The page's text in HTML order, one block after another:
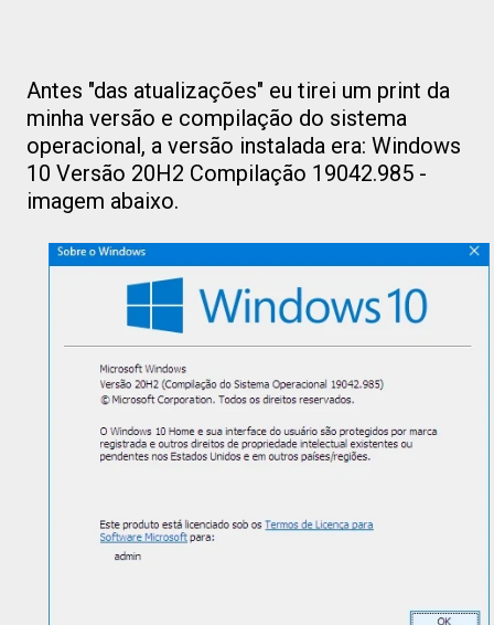
Antes "das atualizações" eu tirei um print da
minha versão e compilação do sistema
operacional, a versão instalada era: Windows
10 Versão 20H2 Compilação 19042.985 -
imagem abaixo.